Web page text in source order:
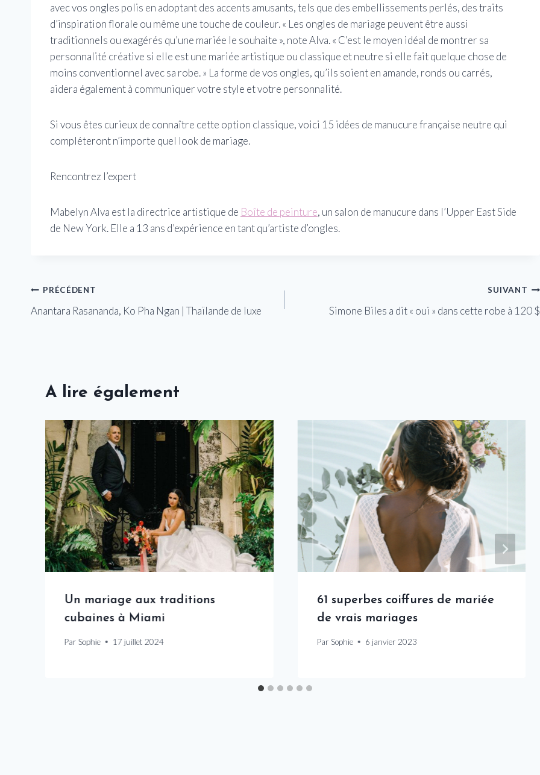
avec vos ongles polis en adoptant des accents amusants, tels que des embellissements perlés, des traits
d’inspiration florale ou même une touche de couleur. « Les ongles de mariage peuvent être aussi
traditionnels ou exagérés qu’une mariée le souhaite », note Alva. « C’est le moyen idéal de montrer sa
personnalité créative si elle est une mariée artistique ou classique et neutre si elle fait quelque chose de
moins conventionnel avec sa robe. » La forme de vos ongles, qu’ils soient en amande, ronds ou carrés,
aidera également à communiquer votre style et votre personnalité.
Si vous êtes curieux de connaître cette option classique, voici 15 idées de manucure française neutre qui
compléteront n’importe quel look de mariage.
Rencontrez l’expert
Mabelyn Alva est la directrice artistique de Boîte de peinture, un salon de manucure dans l’Upper East Side
de New York. Elle a 13 ans d’expérience en tant qu’artiste d’ongles.
Navigation
de
PRÉCÉDENT
Anantara Rasananda, Ko Pha Ngan | Thaïlande de luxe
SUIVANT
Simone Biles a dit « oui » dans cette robe à 120 $
A lire également
Un mariage aux traditions
cubaines à Miami
Par Sophie 17 juillet 2024
61 superbes coiffures de mariée
de vrais mariages
Par Sophie 6 janvier 2023